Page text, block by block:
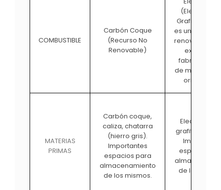
COMBUSTIBLE
Carbón Coque
(Recurso No
Renovable)
(Electrodo
Grafito: El
es un
renovable
extrae o se
fabrica a
de
origen
MATERIAS
PRIMAS
Carbón coque,
caliza, chatarra
(hierro gris).
Importantes
espacios para
almacenamiento
de los mismos.
Electrodos
grafito,
espacios
de los